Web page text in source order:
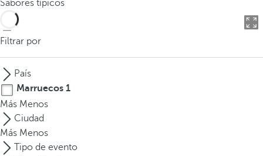
o
u
i
r
t
r
e
s
o
Sabores típicos
Filtrar por
País
Marruecos 1
Más Menos
Ciudad
Más Menos
Tipo de evento